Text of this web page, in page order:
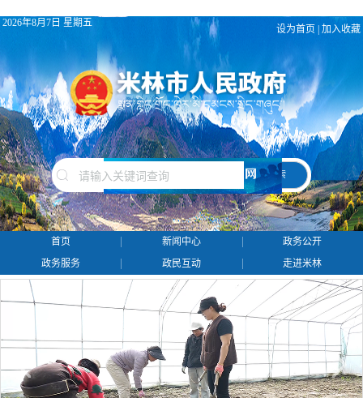
2026年8月7日 星期五
设为首页 加入收藏
搜 索
首页 新闻中心
政务公开
政务服务
政民互动 走进米林